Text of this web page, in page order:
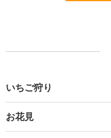
いちご狩り
お花見